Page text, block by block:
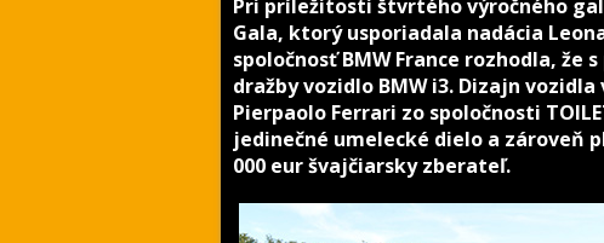
Pri príležitosti štvrtého výročného
Gala, ktorý usporiadala nadácia
spoločnosť BMW France rozhodla, že
dražby vozidlo BMW i3. Dizajn
Pierpaolo Ferrari zo spoločnosti
jedinečné umelecké dielo a zároveň
000 eur švajčiarsky zberateľ.